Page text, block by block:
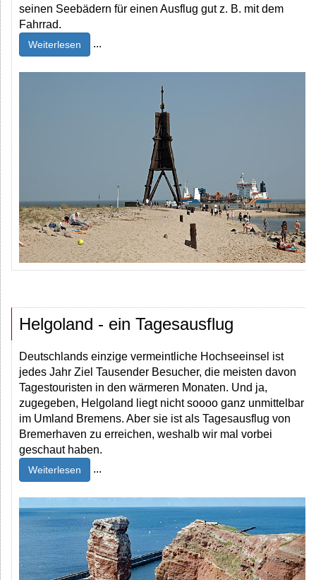
seinen Seebädern für einen Ausflug gut z. B. mit dem
Fahrrad.
Weiterlesen ...
Helgoland - ein Tagesausflug
Deutschlands einzige vermeintliche Hochseeinsel ist
jedes Jahr Ziel Tausender Besucher, die meisten davon
Tagestouristen in den wärmeren Monaten. Und ja,
zugegeben, Helgoland liegt nicht soooo ganz unmittelbar
im Umland Bremens. Aber sie ist als Tagesausflug von
Bremerhaven zu erreichen, weshalb wir mal vorbei
geschaut haben.
Weiterlesen ...